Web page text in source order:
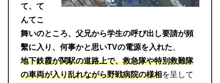
て、て
んてこ
舞いのところ、父兄から学生の呼び出し要請が頻
繫に入り、何事かと思いTVの電源を入れた。
地下鉄霞が関駅の道路上で、救急隊や特別救難隊
の車両が入り乱れながら野戦病院の様相を呈して